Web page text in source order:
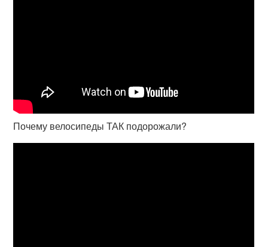
Почему велосипеды ТАК подорожали?